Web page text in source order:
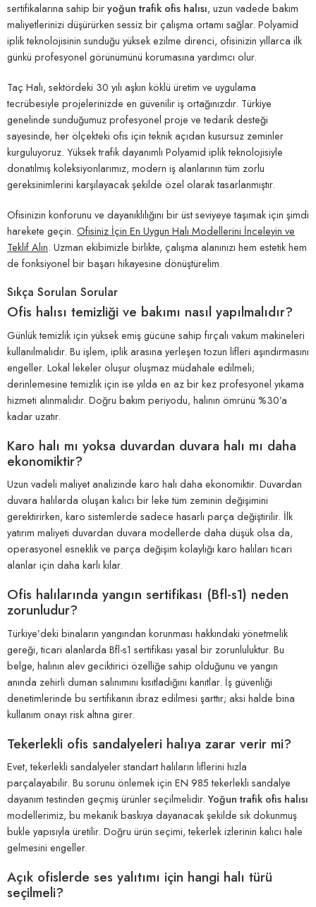
sertifikalarına sahip biryoğun trafik ofis halısı, uzun vadede bakım
maliyetlerinizi düşürürken sessiz bir çalışma ortamı sağlar. Polyamid
iplik teknolojisinin sunduğu yüksek ezilme direnci, ofisinizin yıllarca ilk
günkü profesyonel görünümünü korumasına yardımcı olur.
Taç Halı, sektördeki 30 yılı aşkın köklü üretim ve uygulama
tecrübesiyle projelerinizde en güvenilir iş ortağınızdır. Türkiye
genelinde sunduğumuz profesyonel proje ve tedarik desteği
sayesinde, her ölçekteki ofis için teknik açıdan kusursuz zeminler
kurguluyoruz. Yüksek trafik dayanımlı Polyamid iplik teknolojisiyle
donatılmış koleksiyonlarımız, modern iş alanlarının tüm zorlu
gereksinimlerini karşılayacak şekilde özel olarak tasarlanmıştır.
Ofisinizin konforunu ve dayanıklılığını bir üst seviyeye taşımak için şimdi
harekete geçin. Ofisiniz İçin En Uygun Halı Modellerini İnceleyin ve
Teklif Alın. Uzman ekibimizle birlikte, çalışma alanınızı hem estetik hem
de fonksiyonel bir başarı hikayesine dönüştürelim.
Sıkça Sorulan Sorular
Ofis halısı temizliği ve bakımı nasıl yapılmalıdır?
Günlük temizlik için yüksek emiş gücüne sahip fırçalı vakum makineleri
kullanılmalıdır. Bu işlem, iplik arasına yerleşen tozun lifleri aşındırmasını
engeller. Lokal lekeler oluşur oluşmaz müdahale edilmeli;
derinlemesine temizlik için ise yılda en az bir kez profesyonel yıkama
hizmeti alınmalıdır. Doğru bakım periyodu, halının ömrünü %30’a
kadar uzatır.
Karo halı mı yoksa duvardan duvara halı mı daha
ekonomiktir?
Uzun vadeli maliyet analizinde karo halı daha ekonomiktir. Duvardan
duvara halılarda oluşan kalıcı bir leke tüm zeminin değişimini
gerektirirken, karo sistemlerde sadece hasarlı parça değiştirilir. İlk
yatırım maliyeti duvardan duvara modellerde daha düşük olsa da,
operasyonel esneklik ve parça değişim kolaylığı karo halıları ticari
alanlar için daha karlı kılar.
Ofis halılarında yangın sertifikası (Bfl-s1) neden
zorunludur?
Türkiye’deki binaların yangından korunması hakkındaki yönetmelik
gereği, ticari alanlarda Bfl-s1 sertifikası yasal bir zorunluluktur. Bu
belge, halının alev geciktirici özelliğe sahip olduğunu ve yangın
anında zehirli duman salınımını kısıtladığını kanıtlar. İş güvenliği
denetimlerinde bu sertifikanın ibraz edilmesi şarttır; aksi halde bina
kullanım onayı risk altına girer.
Tekerlekli ofis sandalyeleri halıya zarar verir mi?
Evet, tekerlekli sandalyeler standart halıların liflerini hızla
parçalayabilir. Bu sorunu önlemek için EN 985 tekerlekli sandalye
dayanım testinden geçmiş ürünler seçilmelidir.Yoğun trafik ofis halısı
modellerimiz, bu mekanik baskıya dayanacak şekilde sık dokunmuş
bukle yapısıyla üretilir. Doğru ürün seçimi, tekerlek izlerinin kalıcı hale
gelmesini engeller.
Açık ofislerde ses yalıtımı için hangi halı türü
seçilmeli?